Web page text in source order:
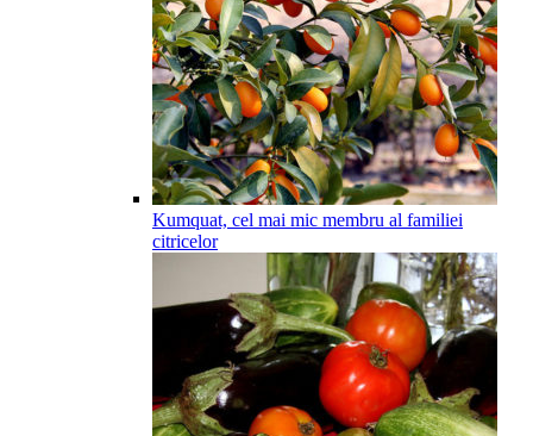
Kumquat, cel mai mic membru al familiei
citricelor